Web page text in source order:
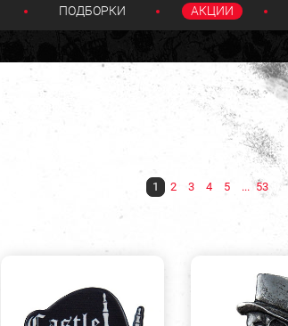
ПОДБОРКИ АКЦИИ
1 2 3 4 5 ... 53